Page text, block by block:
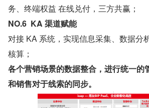
务、终端权益 在线兑付，三方共赢；
NO.6  KA 渠道赋能
对接 KA 系统，实现信息采集、数据分
核算；
各个营销场景的数据整合，进行统一的
和销售对于线索的同步。